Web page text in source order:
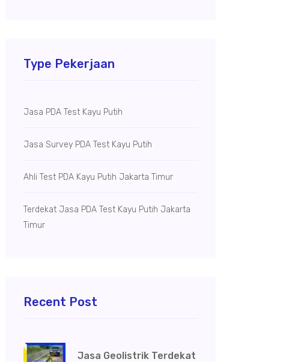
Type Pekerjaan
Jasa PDA Test Kayu Putih
Jasa Survey PDA Test Kayu Putih
Ahli Test PDA Kayu Putih Jakarta Timur
Terdekat Jasa PDA Test Kayu Putih Jakarta
Timur
Recent Post
Jasa Geolistrik Terdekat